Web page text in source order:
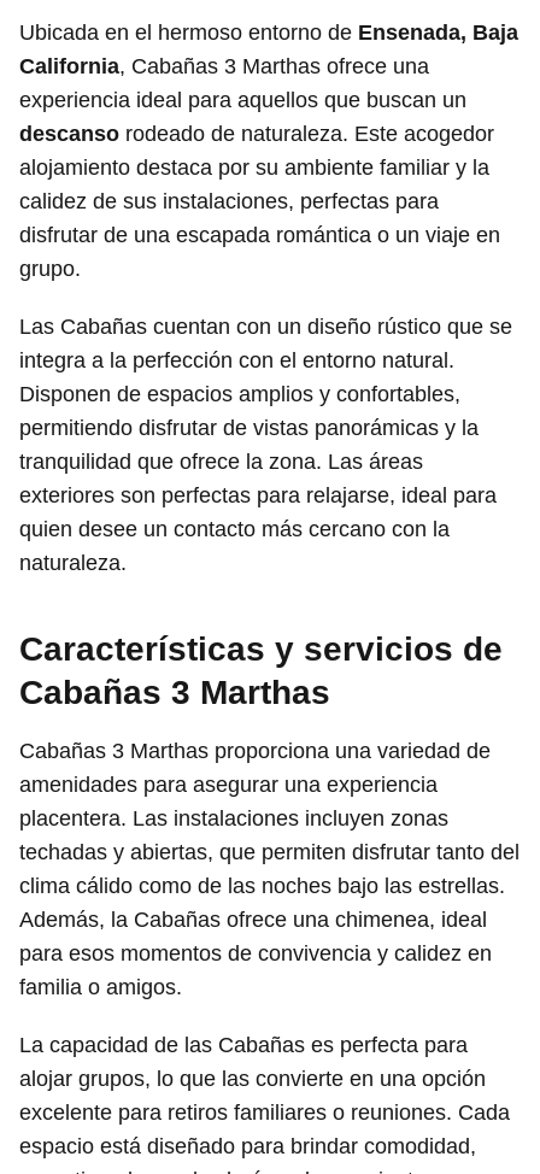
Ubicada en el hermoso entorno de Ensenada, Baja
California, Cabañas 3 Marthas ofrece una
experiencia ideal para aquellos que buscan un
descanso rodeado de naturaleza. Este acogedor
alojamiento destaca por su ambiente familiar y la
calidez de sus instalaciones, perfectas para
disfrutar de una escapada romántica o un viaje en
grupo.
Las Cabañas cuentan con un diseño rústico que se
integra a la perfección con el entorno natural.
Disponen de espacios amplios y confortables,
permitiendo disfrutar de vistas panorámicas y la
tranquilidad que ofrece la zona. Las áreas
exteriores son perfectas para relajarse, ideal para
quien desee un contacto más cercano con la
naturaleza.
Características y servicios de
Cabañas 3 Marthas
Cabañas 3 Marthas proporciona una variedad de
amenidades para asegurar una experiencia
placentera. Las instalaciones incluyen zonas
techadas y abiertas, que permiten disfrutar tanto del
clima cálido como de las noches bajo las estrellas.
Además, la Cabañas ofrece una chimenea, ideal
para esos momentos de convivencia y calidez en
familia o amigos.
La capacidad de las Cabañas es perfecta para
alojar grupos, lo que las convierte en una opción
excelente para retiros familiares o reuniones. Cada
espacio está diseñado para brindar comodidad,